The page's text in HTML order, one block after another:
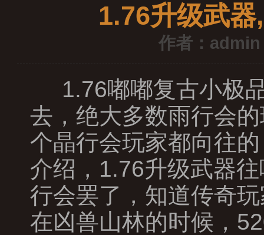
1.76升级武
作者：admin
1.76嘟嘟复古小极
去，绝大多数雨行会
个晶行会玩家都向往
介绍，1.76升级武器
行会罢了，知道传奇
在凶兽山林的时候，